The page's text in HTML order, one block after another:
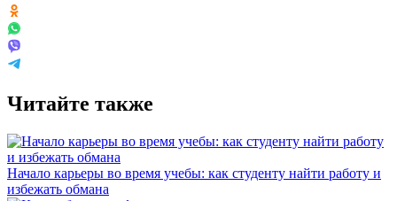
Читайте также
Начало карьеры во время учебы: как студенту найти работу и
избежать обмана